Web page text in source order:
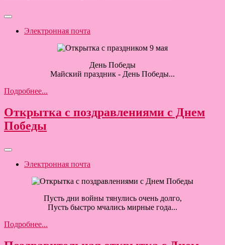
Электронная почта
День Победы
Майский праздник - День Победы...
Подробнее...
Открытка с поздравлениями с Днем
Победы
Электронная почта
Пусть дни войны тянулись очень долго,
Пусть быстро мчались мирные года...
Подробнее...